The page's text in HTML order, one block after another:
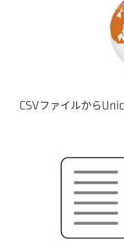
CSVファイルから